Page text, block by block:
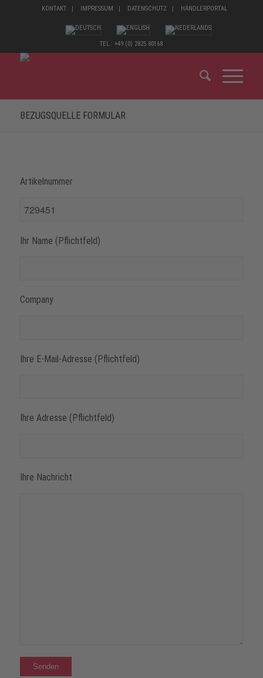
KONTAKT IMPRESSUM DATENSCHUTZ HÄNDLERPORTAL
TEL.: +49 (0) 2825 80168
BEZUGSQUELLE FORMULAR
Artikelnummer
Ihr Name (Pflichtfeld)
Company
Ihre E-Mail-Adresse (Pflichtfeld)
Ihre Adresse (Pflichtfeld)
Ihre Nachricht